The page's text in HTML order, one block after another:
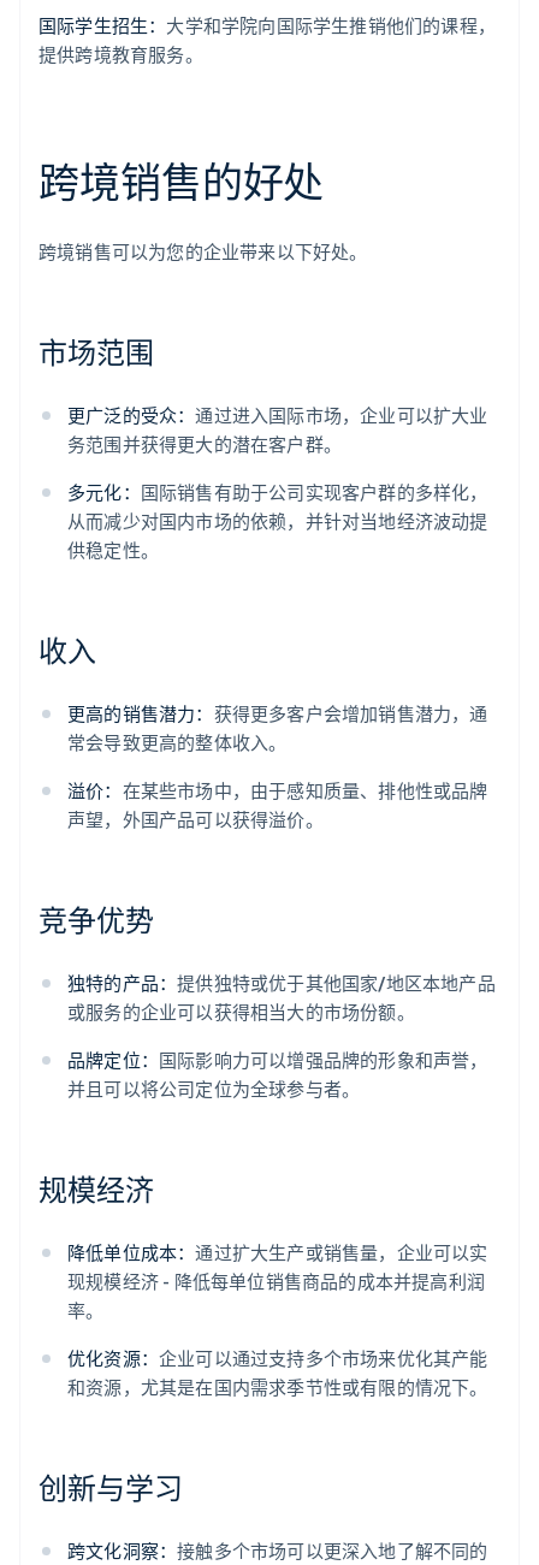
国际学生招生： 大学和学院向国际学生推销他们的课程，
提供跨境教育服务。
跨境销售的好处
跨境销售可以为您的企业带来以下好处。
市场范围
更广泛的受众：通过进入国际市场，企业可以扩大业
务范围并获得更大的潜在客户群。
多元化： 国际销售有助于公司实现客户群的多样化，
从而减少对国内市场的依赖，并针对当地经济波动提
供稳定性。
收入
更高的销售潜力： 获得更多客户会增加销售潜力，通
常会导致更高的整体收入。
溢价： 在某些市场中，由于感知质量、排他性或品牌
声望，外国产品可以获得溢价。
竞争优势
独特的产品：提供独特或优于其他国家/地区本地产品
或服务的企业可以获得相当大的市场份额。
品牌定位： 国际影响力可以增强品牌的形象和声誉，
并且可以将公司定位为全球参与者。
规模经济
降低单位成本：通过扩大生产或销售量，企业可以实
现规模经济 - 降低每单位销售商品的成本并提高利润
率。
优化资源： 企业可以通过支持多个市场来优化其产能
和资源，尤其是在国内需求季节性或有限的情况下。
创新与学习
跨文化洞察：接触多个市场可以更深入地了解不同的